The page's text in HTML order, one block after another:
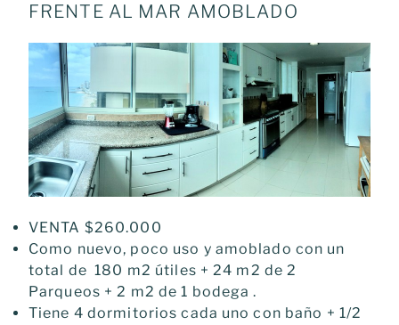
FRENTE AL MAR AMOBLADO
VENTA $260.000
Como nuevo, poco uso y amoblado con un
total de 180 m2 útiles + 24 m2 de 2
Parqueos + 2 m2 de 1 bodega .
Tiene 4 dormitorios cada uno con baño + 1/2